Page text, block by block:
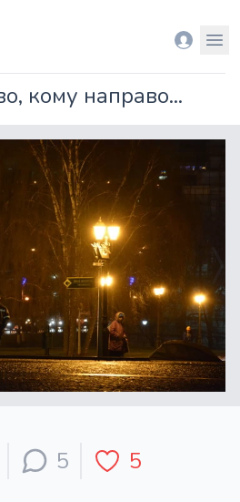
Вход
кому направо...
5 5